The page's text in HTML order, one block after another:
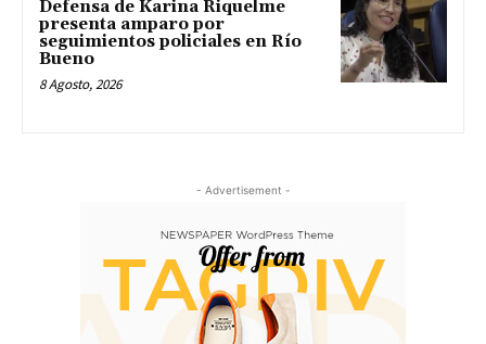
Defensa de Karina Riquelme
presenta amparo por
seguimientos policiales en Río
Bueno
8 Agosto, 2026
- Advertisement -